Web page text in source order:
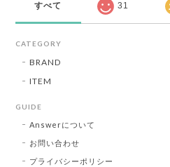
すべて 31
CATEGORY
BRAND
ITEM
GUIDE
Answerについて
お問い合わせ
プライバシーポリシー